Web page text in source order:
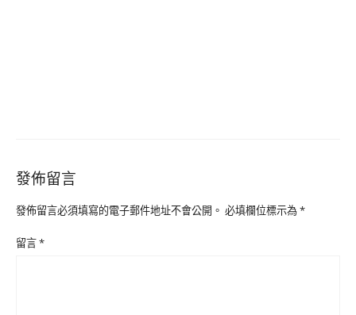
發佈留言
發佈留言必須填寫的電子郵件地址不會公開。 必填欄位標示為*
留言*